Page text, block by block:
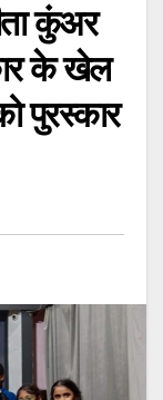
कुंअर
के खेल
पुरस्कार